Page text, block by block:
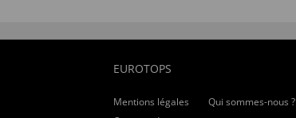
EUROTOPS
Mentions légales Qui sommes-nous ?